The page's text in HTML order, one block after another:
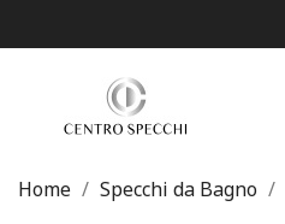
Home Specchi da Bagno